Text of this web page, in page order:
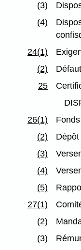
(3)
(4)
24(1)
(2)
25
26(1)
(2)
(3)
(4)
(5)
27(1)
(2)
(3)